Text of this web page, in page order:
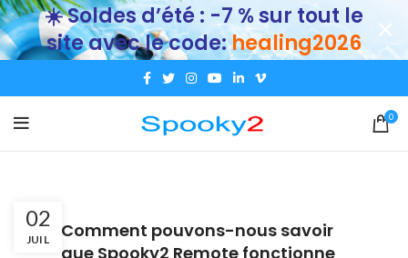
0
02
JUIL
A
Comment pouvons-nous savoir
que Spooky2 Remote fonctionne
☀️ Soldes d’été : -7 % sur tout le
site avec le code:healing2026